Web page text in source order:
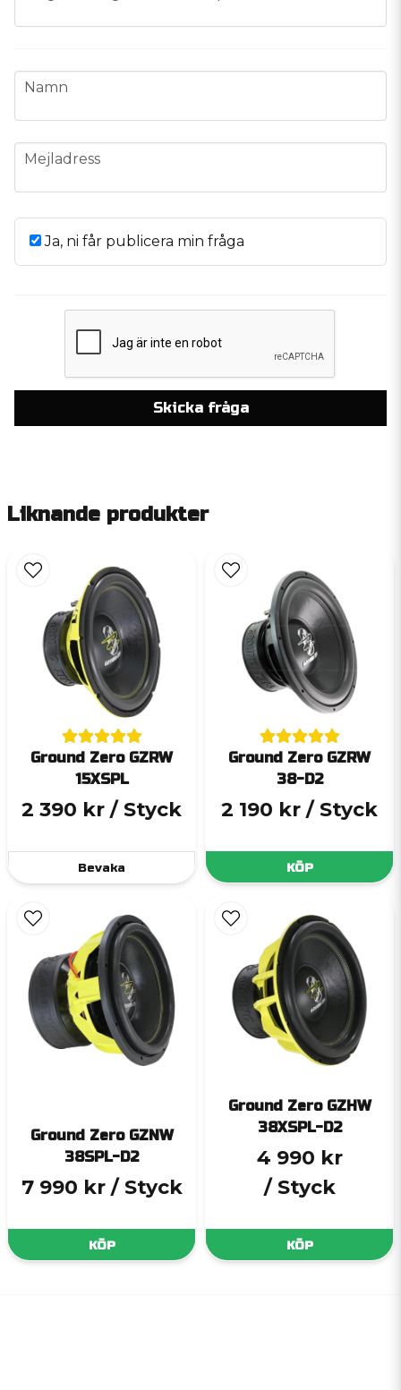
name
Namn
email
Mejladress
Ja, ni får publicera min fråga
Skicka fråga
Liknande produkter
Ground Zero GZRW
15XSPL
2 390 kr / Styck
Bevaka
Ground Zero GZRW
38-D2
2 190 kr / Styck
KÖP
Ground Zero GZNW
38SPL-D2
7 990 kr / Styck
KÖP
Ground Zero GZHW
38XSPL-D2
4 990 kr
/ Styck
KÖP